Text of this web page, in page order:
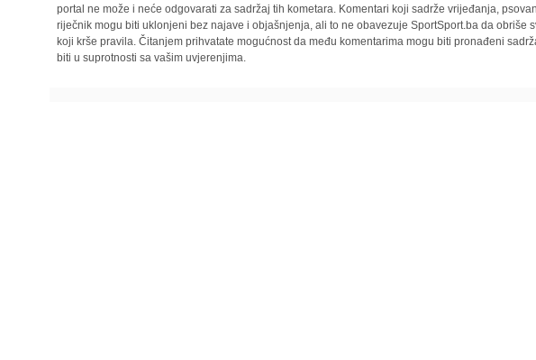
portal ne može i neće odgovarati za sadržaj tih kometara. Komentari koji sadrže vrijeđanja,
riječnik mogu biti uklonjeni bez najave i objašnjenja, ali to ne obavezuje SportSport.ba da obriše
koji krše pravila. Čitanjem prihvatate mogućnost da među komentarima mogu biti pronađeni
biti u suprotnosti sa vašim uvjerenjima.